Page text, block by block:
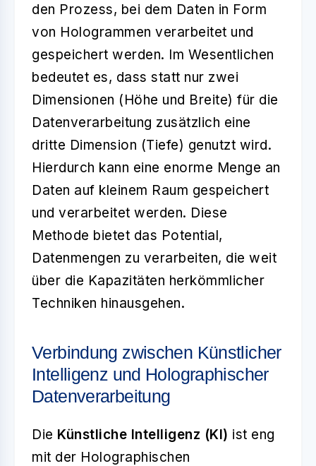
den Prozess, bei dem Daten in Form
von Hologrammen verarbeitet und
gespeichert werden. Im Wesentlichen
bedeutet es, dass statt nur zwei
Dimensionen (Höhe und Breite) für die
Datenverarbeitung zusätzlich eine
dritte Dimension (Tiefe) genutzt wird.
Hierdurch kann eine enorme Menge an
Daten auf kleinem Raum gespeichert
und verarbeitet werden. Diese
Methode bietet das Potential,
Datenmengen zu verarbeiten, die weit
über die Kapazitäten herkömmlicher
Techniken hinausgehen.
Verbindung zwischen Künstlicher
Intelligenz und Holographischer
Datenverarbeitung
Die Künstliche Intelligenz (KI) ist eng
mit der Holographischen